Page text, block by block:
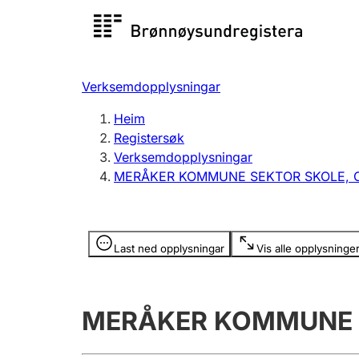
Registersøk
Registrere, endre, slette
Verksemdopplysningar
Heim
Registersøk
Verksemdopplysningar
MERÅKER KOMMUNE SEKTOR SKOLE,
Last ned opplysningar Vis alle opplysninger
Opplysninger er skjult
MERÅKER